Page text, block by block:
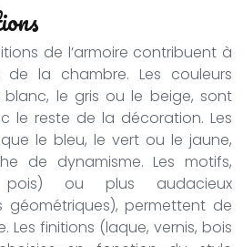
de l’armoire contribuent à
de la chambre. Les couleurs
blanc, le gris ou le beige, sont
le reste de la décoration. Les
le bleu, le vert ou le jaune,
de dynamisme. Les motifs,
pois) ou plus audacieux
géométriques), permettent de
Les finitions (laque, vernis, bois